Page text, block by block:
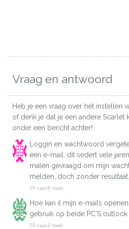
Vraag en antwoord
Heb je een vraag over het instellen
of denk je dat je een andere Scarlet
onder een bericht achter!
Loggin en wachtwoord
een e-mail, dit sedert vele
malen gevraagd om mijn
melden, doch zonder
10 гадоў таму
Hoe kan il mijn e-mails
gebruik op beide PC'S outlook
10 гадоў таму